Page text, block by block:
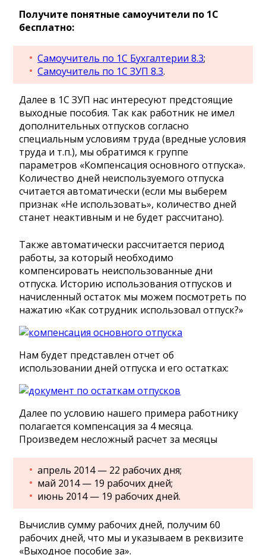
Получите понятные самоучители по 1С
бесплатно:
Самоучитель по 1С Бухгалтерии 8.3;
Самоучитель по 1С ЗУП 8.3.
Далее в 1С ЗУП нас интересуют предстоящие
выходные пособия. Так как работник не имел
дополнительных отпусков согласно
специальным условиям труда (вредные условия
труда и т.п.), мы обратимся к группе
параметров «Компенсация основного отпуска».
Количество дней неиспользуемого отпуска
считается автоматически (если мы выберем
признак «Не использовать», количество дней
станет неактивным и не будет рассчитано).
Также автоматически рассчитается период
работы, за который необходимо
компенсировать неиспользованные дни
отпуска. Историю использования отпусков и
начисленный остаток мы можем посмотреть по
нажатию «Как сотрудник использовал отпуск?»
Нам будет представлен отчет об
использовании дней отпуска и его остатках:
Далее по условию нашего примера работнику
полагается компенсация за 4 месяца.
Произведем несложный расчет за месяцы
апрель 2014 — 22 рабочих дня;
май 2014 — 19 рабочих дней;
июнь 2014 — 19 рабочих дней.
Вычислив сумму рабочих дней, получим 60
рабочих дней, что мы и указываем в реквизите
«Выходное пособие за».